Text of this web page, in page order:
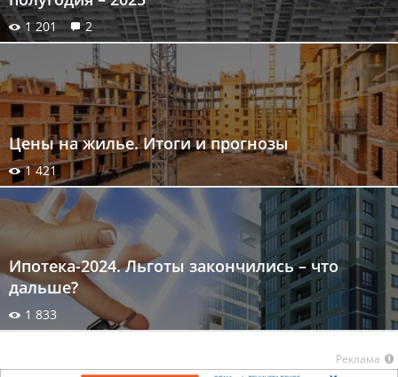
1 201 2
Цены на жилье. Итоги и прогнозы
1 421
Ипотека-2024. Льготы закончились – что
дальше?
1 833
Реклама